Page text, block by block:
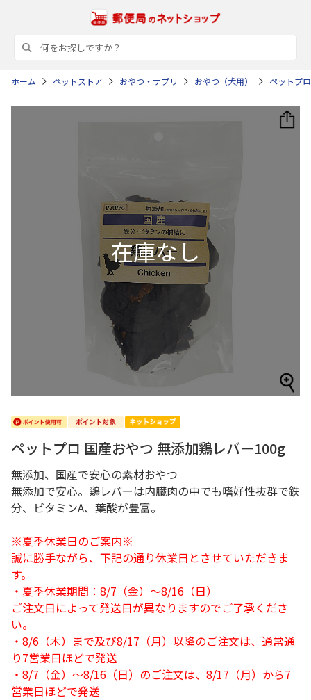
ホーム ペットストア おやつ・サプリ おやつ（犬用） ペットプ
ペットプロ 国産おやつ 無添加鶏レバー100g
無添加、国産で安心の素材おやつ
無添加で安心。鶏レバーは内臓肉の中でも嗜好性抜群で鉄
分、ビタミンA、葉酸が豊富。
※夏季休業日のご案内※
誠に勝手ながら、下記の通り休業日とさせていただきま
す。
・夏季休業期間：8/7（金）～8/16（日）
ご注文日によって発送日が異なりますのでご了承くださ
い。
・8/6（木）まで及び8/17（月）以降のご注文は、通常通
り7営業日ほどで発送
・8/7（金）～8/16（日）のご注文は、8/17（月）から7
営業日ほどで発送